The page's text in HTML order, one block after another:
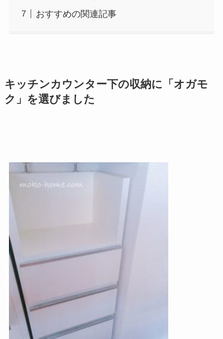
おすすめの関連記事
キッチンカウンター下の収納に「オガモ
ク」を選びました